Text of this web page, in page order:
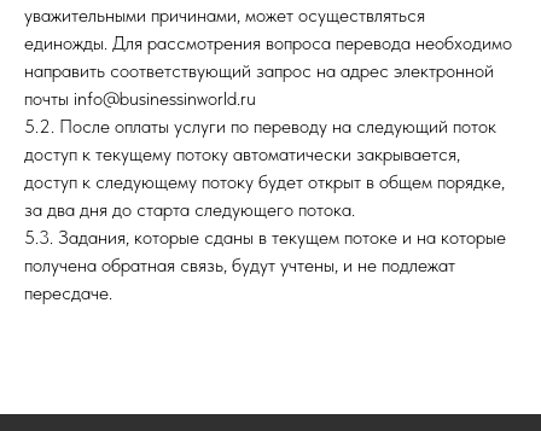
уважительными причинами, может осуществляться
единожды. Для рассмотрения вопроса перевода необходимо
направить соответствующий запрос на адрес электронной
почты info@businessinworld.ru
5.2. После оплаты услуги по переводу на следующий поток
доступ к текущему потоку автоматически закрывается,
доступ к следующему потоку будет открыт в общем порядке,
за два дня до старта следующего потока.
5.3. Задания, которые сданы в текущем потоке и на которые
получена обратная связь, будут учтены, и не подлежат
пересдаче.